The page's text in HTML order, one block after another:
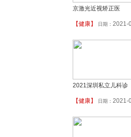
京激光近视矫正医
【健康】 日期： 2021-
2021深圳私立儿科诊
【健康】 日期： 2021-